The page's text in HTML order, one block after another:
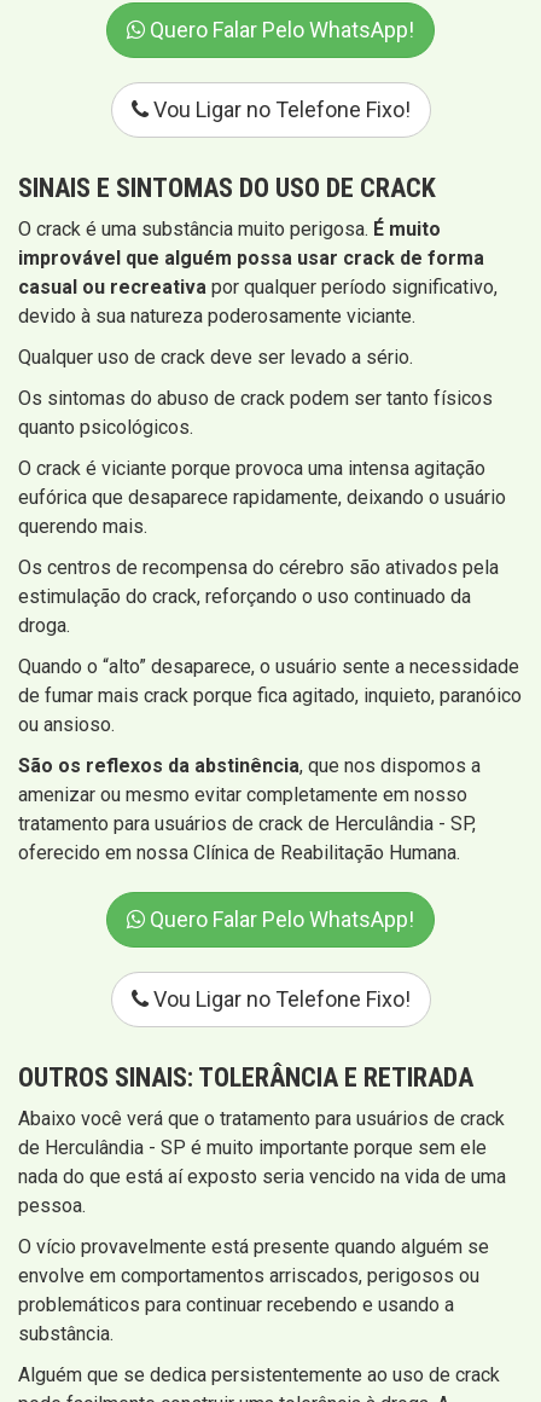
Quero Falar Pelo WhatsApp!
Vou Ligar no Telefone Fixo!
SINAIS E SINTOMAS DO USO DE CRACK
O crack é uma substância muito perigosa. É muito
improvável que alguém possa usar crack de forma
casual ou recreativa por qualquer período significativo,
devido à sua natureza poderosamente viciante.
Qualquer uso de crack deve ser levado a sério.
Os sintomas do abuso de crack podem ser tanto físicos
quanto psicológicos.
O crack é viciante porque provoca uma intensa agitação
eufórica que desaparece rapidamente, deixando o usuário
querendo mais.
Os centros de recompensa do cérebro são ativados pela
estimulação do crack, reforçando o uso continuado da
droga.
Quando o “alto” desaparece, o usuário sente a necessidade
de fumar mais crack porque fica agitado, inquieto, paranóico
ou ansioso.
São os reflexos da abstinência, que nos dispomos a
amenizar ou mesmo evitar completamente em nosso
tratamento para usuários de crack de Herculândia - SP,
oferecido em nossa Clínica de Reabilitação Humana.
Quero Falar Pelo WhatsApp!
Vou Ligar no Telefone Fixo!
OUTROS SINAIS: TOLERÂNCIA E RETIRADA
Abaixo você verá que o tratamento para usuários de crack
de Herculândia - SP é muito importante porque sem ele
nada do que está aí exposto seria vencido na vida de uma
pessoa.
O vício provavelmente está presente quando alguém se
envolve em comportamentos arriscados, perigosos ou
problemáticos para continuar recebendo e usando a
substância.
Alguém que se dedica persistentemente ao uso de crack